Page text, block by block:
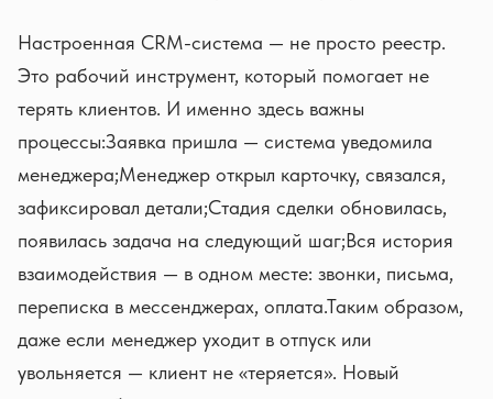
Настроенная CRM-система — не просто реестр.
Это рабочий инструмент, который помогает не
терять клиентов. И именно здесь важны
процессы:Заявка пришла — система уведомила
менеджера;Менеджер открыл карточку, связался,
зафиксировал детали;Стадия сделки обновилась,
появилась задача на следующий шаг;Вся история
взаимодействия — в одном месте: звонки, письма,
переписка в мессенджерах, оплата.Таким образом,
даже если менеджер уходит в отпуск или
увольняется — клиент не «теряется». Новый